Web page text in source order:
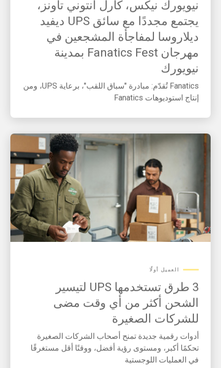
يجتمع مجددًا مع سائق UPS ديفيد
ديلاروسا لمفاجأة المشجعين في
مهرجان Fanatics Fest بمدينة
نيويورك
إنتاج استوديوهات Fanatics
3 طرق تستخدمها UPS لتيسير
الشحن أكثر من أي وقت مضى
للشركات الصغيرة
أدوات رقمية جديدة تمنح أصحاب الشركات الصغيرة
تحكمًا أكبر، ومستوى رؤية أفضل، ووقتًا أقل مستغرقًا
في العمليات اللوجستية